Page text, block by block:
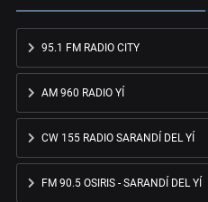
95.1 FM RADIO CITY
AM 960 RADIO YÍ
CW 155 RADIO SARANDÍ DEL YÍ
FM 90.5 OSIRIS - SARANDÍ DEL YÍ